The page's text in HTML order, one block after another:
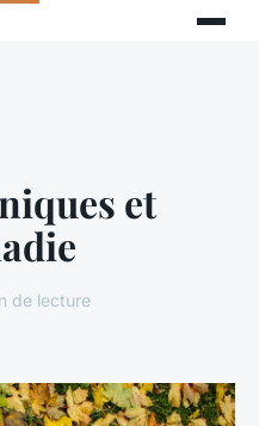
et
de lecture